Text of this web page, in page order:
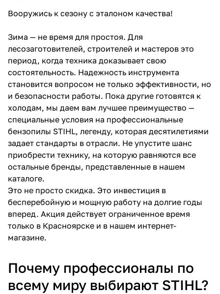
Вооружись к сезону с эталоном качества!
Зима — не время для простоя. Для
лесозаготовителей, строителей и мастеров это
период, когда техника доказывает свою
состоятельность. Надежность инструмента
становится вопросом не только эффективности, но
и безопасности работы. Пока другие готовятся к
холодам, мы даем вам лучшее преимущество —
специальные условия на профессиональные
бензопилы STIHL, легенду, которая десятилетиями
задает стандарты в отрасли. Не упустите шанс
приобрести технику, на которую равняются все
остальные бренды, представленные в нашем
каталоге.
Это не просто скидка. Это инвестиция в
бесперебойную и мощную работу на долгие годы
вперед. Акция действует ограниченное время
только в Красноярске и в нашем интернет-
магазине.
Почему профессионалы по
всему миру выбирают STIHL?
Подробнее
25
раз в 2
недели
Остались вопросы?
8 800 302-02-51